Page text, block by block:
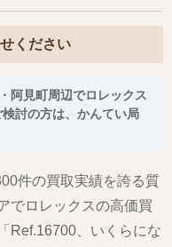
ください
阿見町周辺でロレックス
討の方は、かんてい局
件の買取実績を誇る質
でロレックスの高価買
Ref.16700、いくらにな